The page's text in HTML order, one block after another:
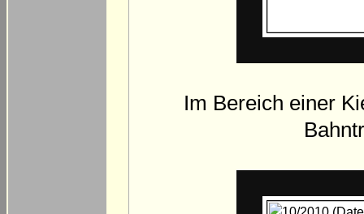
Im Bereich einer